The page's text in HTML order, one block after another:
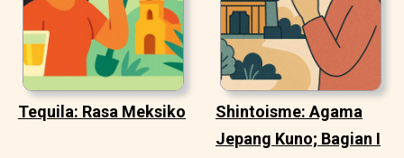
Tequila: Rasa Meksiko
Shintoisme: Agama
Jepang Kuno; Bagian I